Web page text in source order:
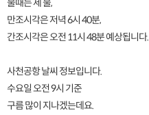
물때는 세 물,
만조시각은 저녁 6시 40분,
간조시각은 오전 11시 48분 예상됩니다.
사천공항 날씨 정보입니다.
수요일 오전 9시 기준
구름 많이 지나겠는데요.